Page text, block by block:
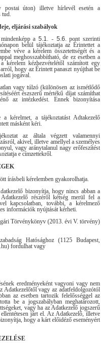
postai úton) illetve hírlevél esetén a
tud.
eljárási szabályok
mindenképp a5.1. - 5.6. pont szerinti
belül tájékoztatja az Érintettet a
véve a kérelem összetettségét és a
meghosszabbítható, de ez esetben a
kérelem kézhezvételétől számított egy
hogy az Érintett panaszt nyújthat be
jogával.
vagy túlzó (különösen az ismétlődő
észszerű mértékű díjat számíthat
az intézkedést. Ennek bizonyítása
kérelmet, a tájékoztatást Adtakezelő
másként kéri.
az általa végzett valamennyi
akivel, illetve amellyel a személyes
vagy aránytalanul nagy erőfeszítést
e címzettekről.
írásbeli kérelemben gyakorolhatja.
bizonyítja, hogy nincs abban a
részéről kétség merül fel a
kapcsolatban, további, a kérelmező
információk nyújtását kérheti.
Törvénykönyv (2013. évi V. törvény)
Hatósághoz (1125 Budapest,
fordulhat vagy
eredményeként vagyoni vagy nem
Adatkezelőtől vagy az adatfeldolgozótól
az esetben tartozik felelősséggel az
be a jogszabályban meghatározott,
vagy ha az Adatkezelő jogszerű
járt el. Az Adatkezelő, illetve
hogy a kárt előidéző eseményért